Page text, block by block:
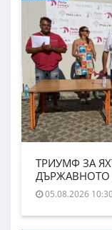
ТРИУМФ ЗА
ДЪРЖАВНОТО
05.08.2026